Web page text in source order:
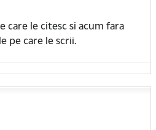
care le citesc si acum fara
pe care le scrii.